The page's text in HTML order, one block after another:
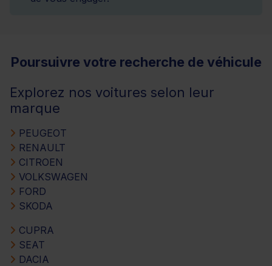
Poursuivre votre recherche de véhicule
Explorez nos voitures selon leur
marque
PEUGEOT
RENAULT
CITROEN
VOLKSWAGEN
FORD
SKODA
CUPRA
SEAT
DACIA